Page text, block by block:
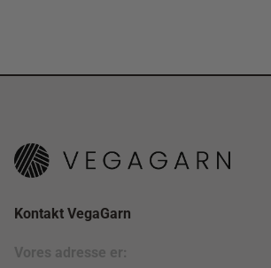
Kontakt VegaGarn
Vores adresse er: